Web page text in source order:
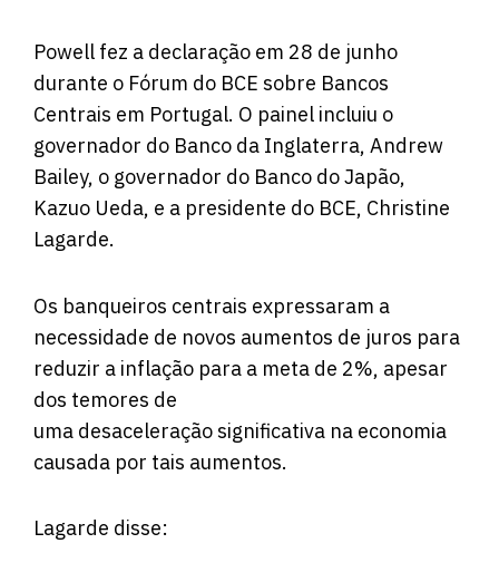
Powell fez a declaração em 28 de junho
durante o Fórum do BCE sobre Bancos
Centrais em Portugal. O painel incluiu o
governador do Banco da Inglaterra, Andrew
Bailey, o governador do Banco do Japão,
Kazuo Ueda, e a presidente do BCE, Christine
Lagarde.
Os banqueiros centrais expressaram a
necessidade de novos aumentos de juros para
reduzir a inflação para a meta de 2%, apesar
dos temores de
uma desaceleração significativa na economia
causada por tais aumentos.
Lagarde disse: